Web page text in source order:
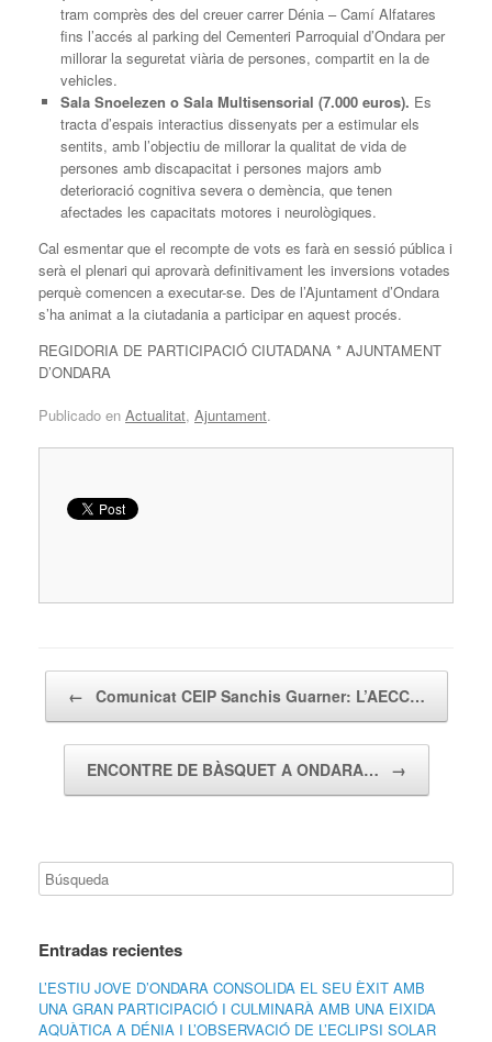
tram comprès des del creuer carrer Dénia – Camí Alfatares
fins l’accés al parking del Cementeri Parroquial d’Ondara per
millorar la seguretat viària de persones, compartit en la de
vehicles.
Sala Snoelezen o Sala Multisensorial (7.000 euros). Es
tracta d’espais interactius dissenyats per a estimular els
sentits, amb l’objectiu de millorar la qualitat de vida de
persones amb discapacitat i persones majors amb
deterioració cognitiva severa o demència, que tenen
afectades les capacitats motores i neurològiques.
Cal esmentar que el recompte de vots es farà en sessió pública i
serà el plenari qui aprovarà definitivament les inversions votades
perquè comencen a executar-se. Des de l’Ajuntament d’Ondara
s’ha animat a la ciutadania a participar en aquest procés.
REGIDORIA DE PARTICIPACIÓ CIUTADANA * AJUNTAMENT
D’ONDARA
Publicado en Actualitat, Ajuntament.
← Comunicat CEIP Sanchis Guarner: L’AECC…
ENCONTRE DE BÀSQUET A ONDARA… →
Entradas recientes
L’ESTIU JOVE D’ONDARA CONSOLIDA EL SEU ÈXIT AMB
UNA GRAN PARTICIPACIÓ I CULMINARÀ AMB UNA EIXIDA
AQUÀTICA A DÉNIA I L’OBSERVACIÓ DE L’ECLIPSI SOLAR